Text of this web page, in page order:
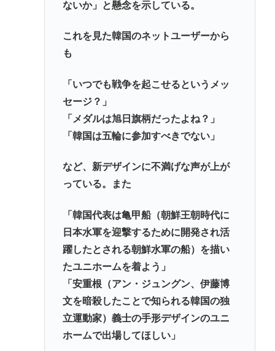
ないか」と懸念を示している。
これを見た韓国のネットユーザーから
も
「いつでも戦争を起こせるというメッ
セージ？」
「メダルは旭日旗柄だったよね？」
「韓国は五輪に参加すべきでない」
など、新デザインに不満げな声が上が
っている。また
「韓国代表は亀甲船（朝鮮王朝時代に
日本水軍を迎撃するために開発され活
躍したとされる朝鮮水軍の船）を描い
たユニホームを着よう」
「安重根（アン・ジュングン、伊藤博
文を暗殺したことで知られる韓国の独
立運動家）義士の手形デザインのユニ
ホームで出場してほしい」